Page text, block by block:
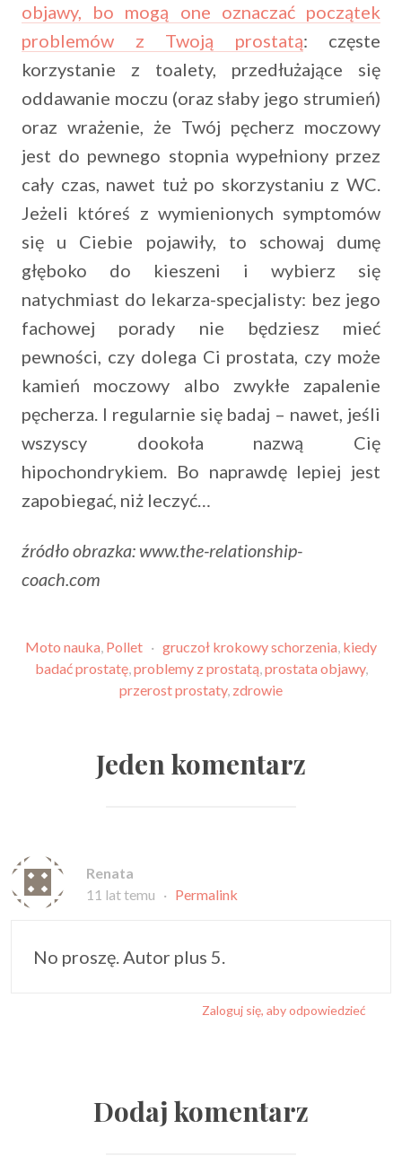
objawy, bo mogą one oznaczać początek
problemów z Twoją prostatą: częste
korzystanie z toalety, przedłużające się
oddawanie moczu (oraz słaby jego strumień)
oraz wrażenie, że Twój pęcherz moczowy
jest do pewnego stopnia wypełniony przez
cały czas, nawet tuż po skorzystaniu z WC.
Jeżeli któreś z wymienionych symptomów
się u Ciebie pojawiły, to schowaj dumę
głęboko do kieszeni i wybierz się
natychmiast do lekarza-specjalisty: bez jego
fachowej porady nie będziesz mieć
pewności, czy dolega Ci prostata, czy może
kamień moczowy albo zwykłe zapalenie
pęcherza. I regularnie się badaj – nawet, jeśli
wszyscy dookoła nazwą Cię
hipochondrykiem. Bo naprawdę lepiej jest
zapobiegać, niż leczyć…
źródło obrazka: www.the-relationship-
coach.com
Moto nauka, Pollet · gruczoł krokowy schorzenia, kiedy
badać prostatę,problemy z prostatą,prostata objawy,
przerost prostaty, zdrowie
Jeden komentarz
Renata
11 lat temu · Permalink
No proszę. Autor plus 5.
Zaloguj się, aby odpowiedzieć
Dodaj komentarz